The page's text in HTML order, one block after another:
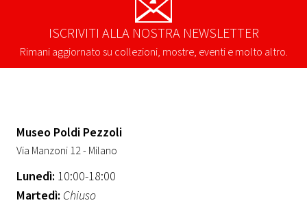
ISCRIVITI ALLA NOSTRA NEWSLETTER
Rimani aggiornato su collezioni, mostre, eventi e molto altro.
Museo Poldi Pezzoli
Via Manzoni 12 - Milano
Lunedì: 10:00-18:00
Martedì: Chiuso